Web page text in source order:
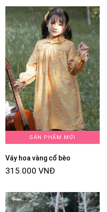
SẢN PHẨM MỚI
Váy hoa vàng cổ bèo
315.000 VNĐ